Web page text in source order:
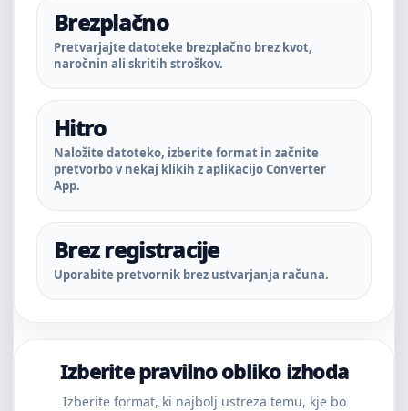
Brezplačno
Pretvarjajte datoteke brezplačno brez kvot,
naročnin ali skritih stroškov.
Hitro
Naložite datoteko, izberite format in začnite
pretvorbo v nekaj klikih z aplikacijo Converter
App.
Brez registracije
Uporabite pretvornik brez ustvarjanja računa.
Izberite pravilno obliko izhoda
Izberite format, ki najbolj ustreza temu, kje bo